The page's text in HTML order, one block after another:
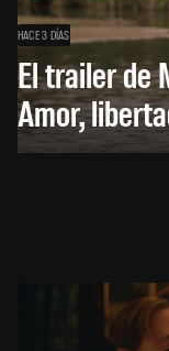
HACE 3 DÍAS
El trailer de
Amor,